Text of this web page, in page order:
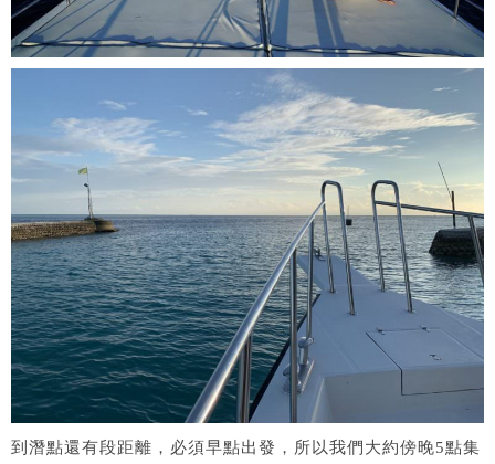
到潛點還有段距離，必須早點出發，所以我們大約傍晚5點集